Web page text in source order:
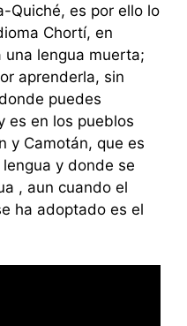
Quiché, es por ello lo
Chortí, en
lengua muerta;
aprenderla, sin
puedes
es en los pueblos
y Camotán, que es
y donde se
, aun cuando el
ha adoptado es el